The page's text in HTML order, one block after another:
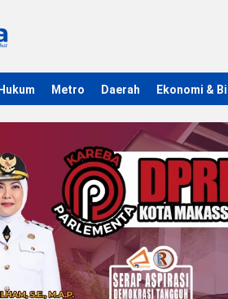
Hukum Metro Daerah Ekonomi &